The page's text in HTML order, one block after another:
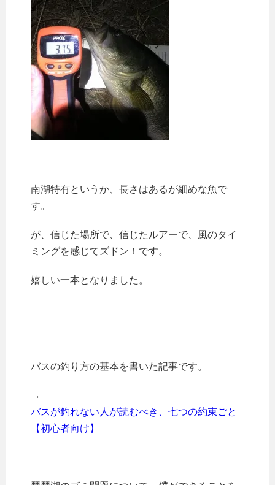
南湖特有というか、長さはあるが細めな魚で
す。
が、信じた場所で、信じたルアーで、風のタイ
ミングを感じてズドン！です。
嬉しい一本となりました。
バスの釣り方の基本を書いた記事です。
→
バスが釣れない人が読むべき、七つの約束ごと
【初心者向け】